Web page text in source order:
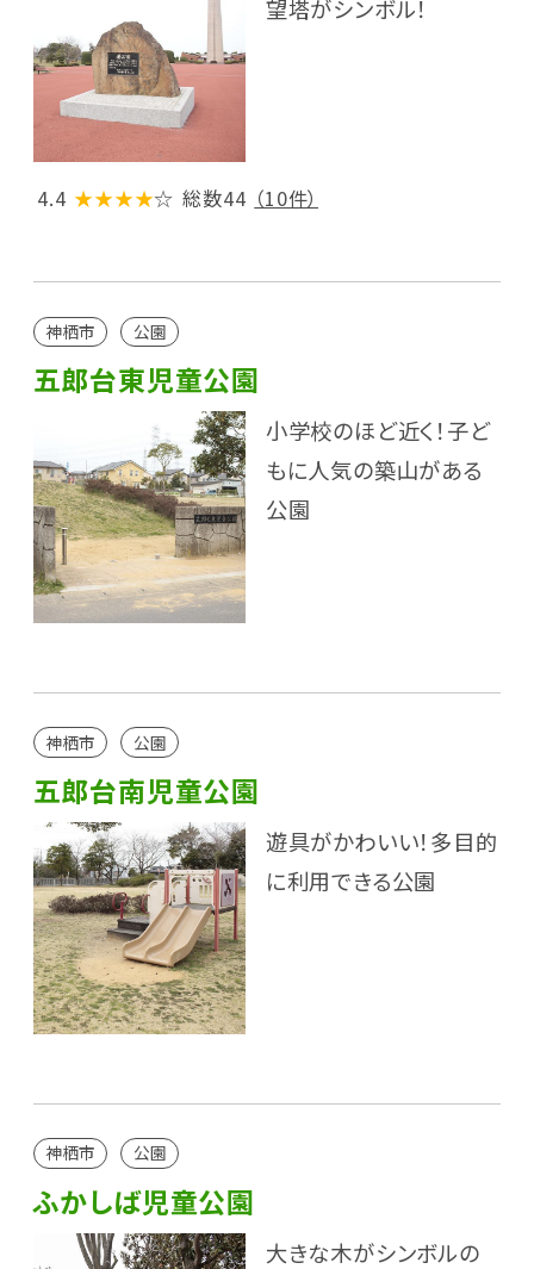
望塔がシンボル！
4.4 ★★★★☆ 総数44 （10件）
神栖市 公園
五郎台東児童公園
小学校のほど近く！子ど
もに人気の築山がある
公園
神栖市 公園
五郎台南児童公園
遊具がかわいい！多目的
に利用できる公園
神栖市 公園
ふかしば児童公園
大きな木がシンボルの